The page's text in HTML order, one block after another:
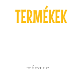
TERMÉKEK